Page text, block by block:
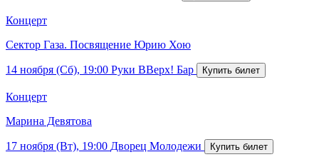
Концерт
Сектор Газа. Посвящение Юрию Хою
14 ноября (Сб), 19:00 Руки ВВерх! Бар
Концерт
Марина Девятова
17 ноября (Вт), 19:00 Дворец Молодежи